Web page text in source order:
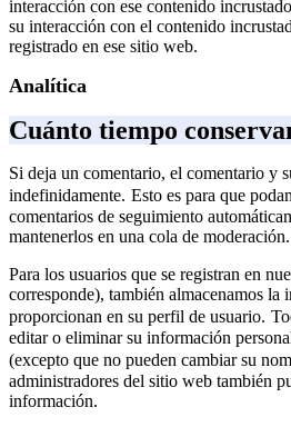
interacción con ese contenido
su interacción con el contenido
registrado en ese sitio web.
Analítica
Cuánto tiempo
Si deja un comentario, el comentario y
indefinidamente. Esto es para que
comentarios de seguimiento
mantenerlos en una cola de moderación.
Para los usuarios que se registran en
corresponde), también almacenamos la
proporcionan en su perfil de usuario.
editar o eliminar su información
(excepto que no pueden cambiar su
administradores del sitio web también
información.